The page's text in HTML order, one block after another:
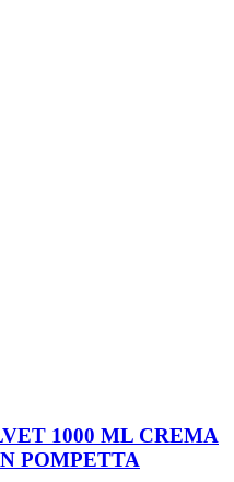
1000 ML CREMA
POMPETTA